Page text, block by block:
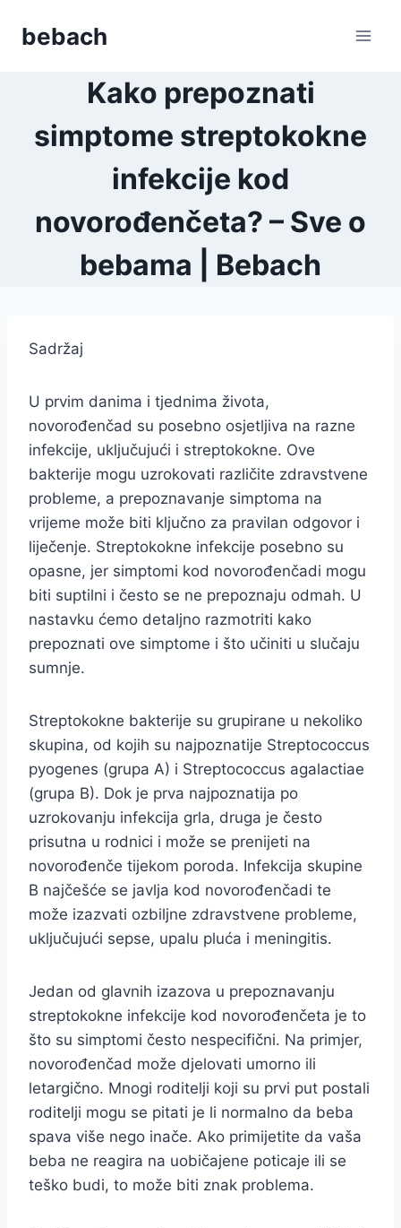
bebach
Kako prepoznati
simptome streptokokne
infekcije kod
novorođenčeta? – Sve o
bebama | Bebach
Sadržaj
U prvim danima i tjednima života,
novorođenčad su posebno osjetljiva na razne
infekcije, uključujući i streptokokne. Ove
bakterije mogu uzrokovati različite zdravstvene
probleme, a prepoznavanje simptoma na
vrijeme može biti ključno za pravilan odgovor i
liječenje. Streptokokne infekcije posebno su
opasne, jer simptomi kod novorođenčadi mogu
biti suptilni i često se ne prepoznaju odmah. U
nastavku ćemo detaljno razmotriti kako
prepoznati ove simptome i što učiniti u slučaju
sumnje.
Streptokokne bakterije su grupirane u nekoliko
skupina, od kojih su najpoznatije Streptococcus
pyogenes (grupa A) i Streptococcus agalactiae
(grupa B). Dok je prva najpoznatija po
uzrokovanju infekcija grla, druga je često
prisutna u rodnici i može se prenijeti na
novorođenče tijekom poroda. Infekcija skupine
B najčešće se javlja kod novorođenčadi te
može izazvati ozbiljne zdravstvene probleme,
uključujući sepse, upalu pluća i meningitis.
Jedan od glavnih izazova u prepoznavanju
streptokokne infekcije kod novorođenčeta je to
što su simptomi često nespecifični. Na primjer,
novorođenčad može djelovati umorno ili
letargično. Mnogi roditelji koji su prvi put postali
roditelji mogu se pitati je li normalno da beba
spava više nego inače. Ako primijetite da vaša
beba ne reagira na uobičajene poticaje ili se
teško budi, to može biti znak problema.